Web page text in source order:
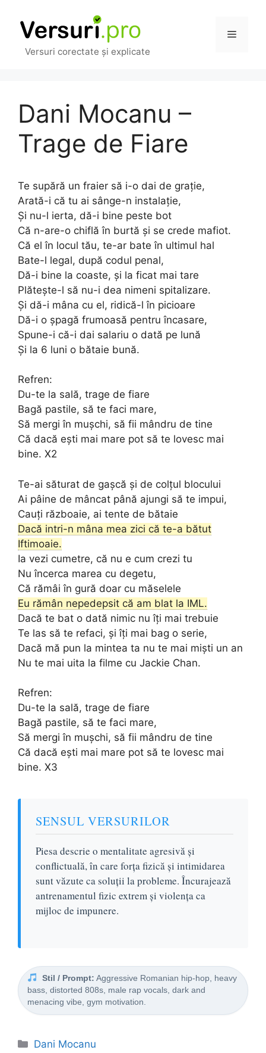
conținut
Versuri corectate și explicate
Meniu
Dani Mocanu –
Trage de Fiare
Te supără un fraier să i-o dai de grație,
Arată-i că tu ai sânge-n instalație,
Și nu-l ierta, dă-i bine peste bot
Că n-are-o chiflă în burtă și se crede mafiot.
Că el în locul tău, te-ar bate în ultimul hal
Bate-l legal, după codul penal,
Dă-i bine la coaste, și la ficat mai tare
Plătește-l să nu-i dea nimeni spitalizare.
Și dă-i mâna cu el, ridică-l în picioare
Dă-i o șpagă frumoasă pentru încasare,
Spune-i că-i dai salariu o dată pe lună
Și la 6 luni o bătaie bună.
Refren:
Du-te la sală, trage de fiare
Bagă pastile, să te faci mare,
Să mergi în mușchi, să fii mândru de tine
Că dacă ești mai mare pot să te lovesc mai
bine. X2
Te-ai săturat de gașcă și de colțul blocului
Ai pâine de mâncat până ajungi să te impui,
Cauți războaie, ai tente de bătaie
Dacă intri-n mâna mea zici că te-a bătut
Iftimoaie.
Ia vezi cumetre, că nu e cum crezi tu
Nu încerca marea cu degetu,
Că rămâi în gură doar cu măselele
Eu rămân nepedepsit că am blat la IML.
Dacă te bat o dată nimic nu îți mai trebuie
Te las să te refaci, și îți mai bag o serie,
Dacă mă pun la mintea ta nu te mai miști un an
Nu te mai uita la filme cu Jackie Chan.
Refren:
Du-te la sală, trage de fiare
Bagă pastile, să te faci mare,
Să mergi în mușchi, să fii mândru de tine
Că dacă ești mai mare pot să te lovesc mai
bine. X3
SENSUL VERSURILOR
Piesa descrie o mentalitate agresivă și
conflictuală, în care forța fizică și intimidarea
sunt văzute ca soluții la probleme. Încurajează
antrenamentul fizic extrem și violența ca
mijloc de impunere.
Stil / Prompt: Aggressive Romanian hip-hop, heavy
bass, distorted 808s, male rap vocals, dark and
menacing vibe, gym motivation.
Categorii
Dani Mocanu